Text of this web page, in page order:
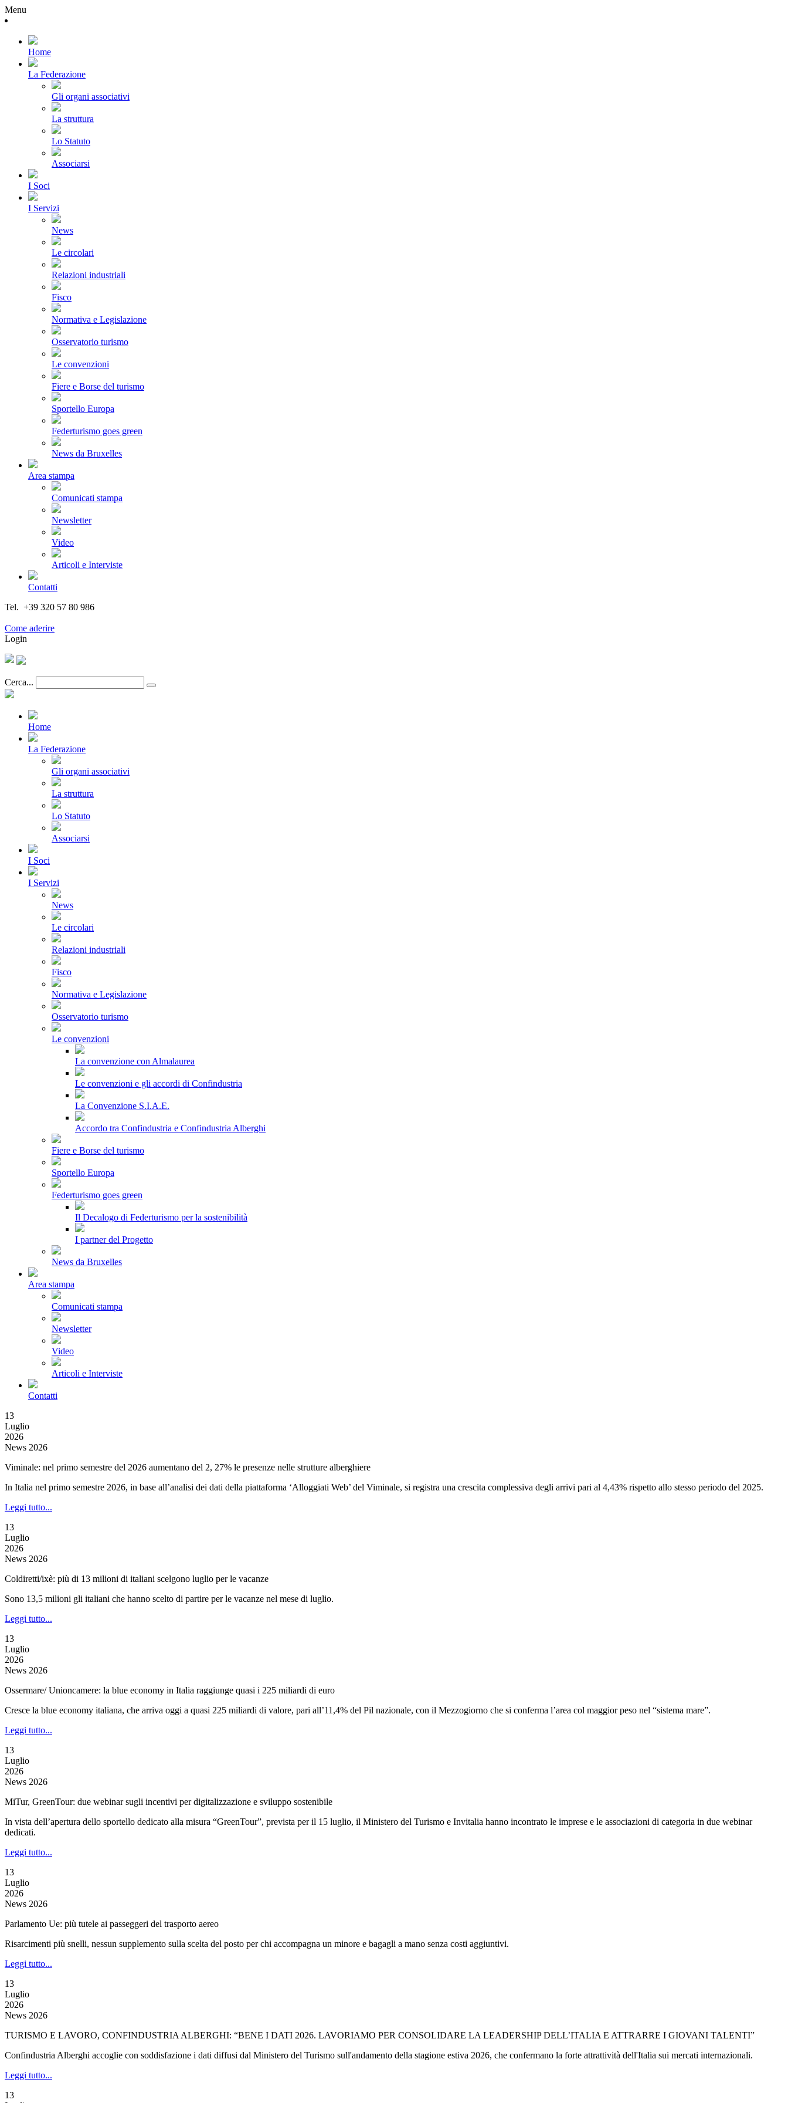
Menu
Home
La Federazione
Gli organi associativi
La struttura
Lo Statuto
Associarsi
I Soci
I Servizi
News
Le circolari
Relazioni industriali
Fisco
Normativa e Legislazione
Osservatorio turismo
Le convenzioni
Fiere e Borse del turismo
Sportello Europa
Federturismo goes green
News da Bruxelles
Area stampa
Comunicati stampa
Newsletter
Video
Articoli e Interviste
Contatti
Tel. +39 320 57 80 986
Come aderire
Login
Cerca...
Home
La Federazione
Gli organi associativi
La struttura
Lo Statuto
Associarsi
I Soci
I Servizi
News
Le circolari
Relazioni industriali
Fisco
Normativa e Legislazione
Osservatorio turismo
Le convenzioni
La convenzione con Almalaurea
Le convenzioni e gli accordi di Confindustria
La Convenzione S.I.A.E.
Accordo tra Confindustria e Confindustria Alberghi
Fiere e Borse del turismo
Sportello Europa
Federturismo goes green
Il Decalogo di Federturismo per la sostenibilità
I partner del Progetto
News da Bruxelles
Area stampa
Comunicati stampa
Newsletter
Video
Articoli e Interviste
Contatti
13
Luglio
2026
News 2026
Viminale: nel primo semestre del 2026 aumentano del 2, 27% le presenze nelle strutture alberghiere
In Italia nel primo semestre 2026, in base all’analisi dei dati della piattaforma ‘Alloggiati Web’ del Viminale, si registra una crescita complessiva degli arrivi pari al 4,43% rispetto allo stesso periodo del 2025.
Leggi tutto...
13
Luglio
2026
News 2026
Coldiretti/ixè: più di 13 milioni di italiani scelgono luglio per le vacanze
Sono 13,5 milioni gli italiani che hanno scelto di partire per le vacanze nel mese di luglio.
Leggi tutto...
13
Luglio
2026
News 2026
Ossermare/ Unioncamere: la blue economy in Italia raggiunge quasi i 225 miliardi di euro
Cresce la blue economy italiana, che arriva oggi a quasi 225 miliardi di valore, pari all’11,4% del Pil nazionale, con il Mezzogiorno che si conferma l’area col maggior peso nel “sistema mare”.
Leggi tutto...
13
Luglio
2026
News 2026
MiTur, GreenTour: due webinar sugli incentivi per digitalizzazione e sviluppo sostenibile
In vista dell’apertura dello sportello dedicato alla misura “GreenTour”, prevista per il 15 luglio, il Ministero del Turismo e Invitalia hanno incontrato le imprese e le associazioni di categoria in due webinar
dedicati.
Leggi tutto...
13
Luglio
2026
News 2026
Parlamento Ue: più tutele ai passeggeri del trasporto aereo
Risarcimenti più snelli, nessun supplemento sulla scelta del posto per chi accompagna un minore e bagagli a mano senza costi aggiuntivi.
Leggi tutto...
13
Luglio
2026
News 2026
TURISMO E LAVORO, CONFINDUSTRIA ALBERGHI: “BENE I DATI 2026. LAVORIAMO PER CONSOLIDARE LA LEADERSHIP DELL’ITALIA E ATTRARRE I GIOVANI TALENTI”
Confindustria Alberghi accoglie con soddisfazione i dati diffusi dal Ministero del Turismo sull'andamento della stagione estiva 2026, che confermano la forte attrattività dell'Italia sui mercati internazionali.
Leggi tutto...
13